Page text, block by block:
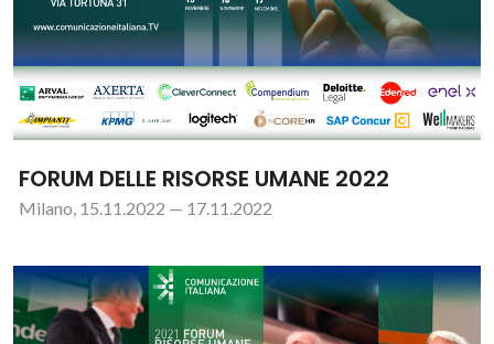
FORUM DELLE RISORSE UMANE 2022
Milano, 15.11.2022 — 17.11.2022